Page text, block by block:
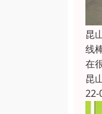
昆
线
在
昆
22-